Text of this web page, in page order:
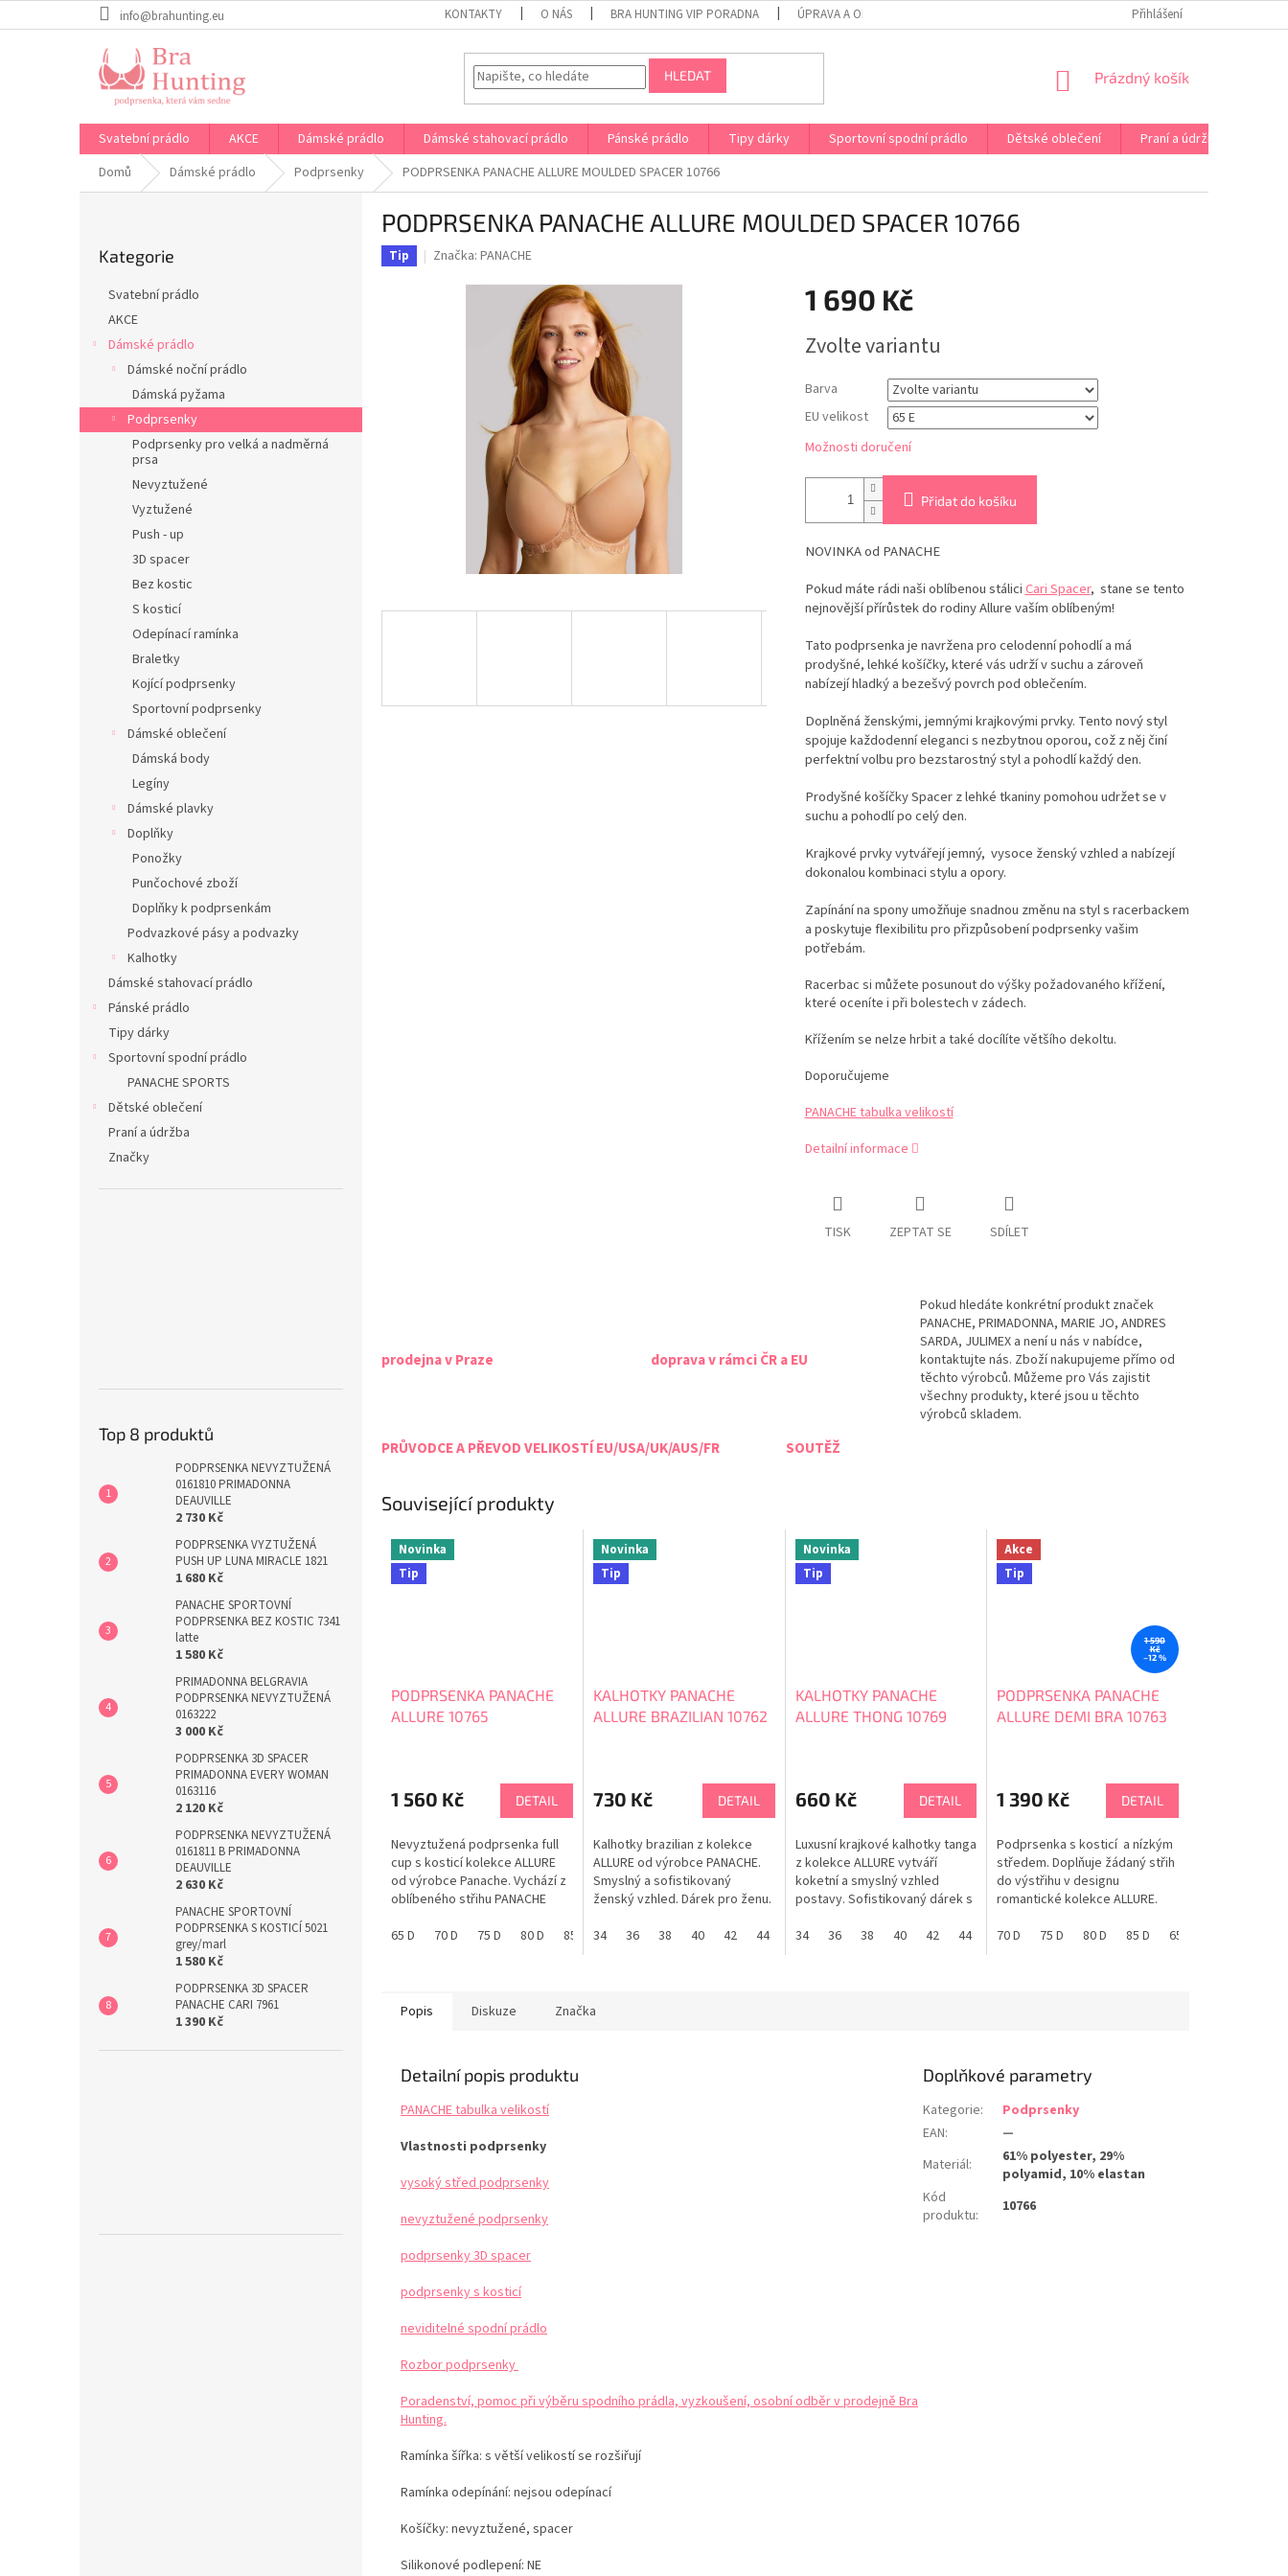
na
info@brahunting.eu KONTAKTY O NÁS BRA HUNTING VIP PORADNA ÚPRAVA A OPRAVA PRÁDLA NA MÍRU DOPRAVA A PLATBA ČR A EU
Přihlášení
HLEDAT
NÁKUPNÍ
Prázdný košík
Svatební prádlo AKCE Dámské prádlo Dámské stahovací prádlo Pánské prádlo Tipy dárky Sportovní spodní prádlo Dětské oblečení Praní a údržba
Domů
Dámské prádlo Podprsenky PODPRSENKA PANACHE ALLURE MOULDED SPACER 10766
a
n
kategorie
Kategorie
Svatební prádlo
AKCE
Dámské prádlo
Dámské noční prádlo
Dámská pyžama
Podprsenky
Podprsenky pro velká a nadměrná
prsa
Nevyztužené
Vyztužené
Push - up
3D spacer
Bez kostic
S kosticí
Odepínací ramínka
Braletky
Kojící podprsenky
Sportovní podprsenky
Dámské oblečení
Dámská body
Legíny
Dámské plavky
Doplňky
Ponožky
Punčochové zboží
Doplňky k podprsenkám
Podvazkové pásy a podvazky
Kalhotky
Dámské stahovací prádlo
Pánské prádlo
Tipy dárky
Sportovní spodní prádlo
PANACHE SPORTS
Dětské oblečení
Praní a údržba
Značky
Top 8 produktů
PODPRSENKA NEVYZTUŽENÁ
0161810 PRIMADONNA
DEAUVILLE
2 730 Kč
PODPRSENKA VYZTUŽENÁ
PUSH UP LUNA MIRACLE 1821
1 680 Kč
PANACHE SPORTOVNÍ
PODPRSENKA BEZ KOSTIC 7341
latte
1 580 Kč
PRIMADONNA BELGRAVIA
PODPRSENKA NEVYZTUŽENÁ
0163222
3 000 Kč
PODPRSENKA 3D SPACER
PRIMADONNA EVERY WOMAN
0163116
2 120 Kč
PODPRSENKA NEVYZTUŽENÁ
0161811 B PRIMADONNA
DEAUVILLE
2 630 Kč
PANACHE SPORTOVNÍ
PODPRSENKA S KOSTICÍ 5021
grey/marl
1 580 Kč
PODPRSENKA 3D SPACER
PANACHE CARI 7961
1 390 Kč
PODPRSENKA PANACHE ALLURE MOULDED SPACER 10766
Tip Značka: PANACHE
1 690 Kč
cena:
Zvolte variantu
Barva
EU velikost
Možnosti doručení
Přidat do košíku
NOVINKA od PANACHE
Pokud máte rádi naši oblíbenou stáliciCari Spacer, stane se tento
nejnovější přírůstek do rodiny Allure vaším oblíbeným!
Tato podprsenka je navržena pro celodenní pohodlí a má
prodyšné, lehké košíčky, které vás udrží v suchu a zároveň
nabízejí hladký a bezešvý povrch pod oblečením.
Doplněná ženskými, jemnými krajkovými prvky. Tento nový styl
spojuje každodenní eleganci s nezbytnou oporou, což z něj činí
perfektní volbu pro bezstarostný styl a pohodlí každý den.
Prodyšné košíčky Spacer z lehké tkaniny pomohou udržet se v
suchu a pohodlí po celý den.
Krajkové prvky vytvářejí jemný, vysoce ženský vzhled a nabízejí
dokonalou kombinaci stylu a opory.
Zapínání na spony umožňuje snadnou změnu na styl s racerbackem
a poskytuje flexibilitu pro přizpůsobení podprsenky vašim
potřebám.
Racerbac si můžete posunout do výšky požadovaného křížení,
které oceníte i při bolestech v zádech.
Křížením se nelze hrbit a také docílíte většího dekoltu.
Doporučujeme
PANACHE tabulka velikostí
Detailní informace
TISK ZEPTAT SE SDÍLET
prodejna v Praze doprava v rámci ČR a EU
Pokud hledáte konkrétní produkt značek
PANACHE, PRIMADONNA, MARIE JO, ANDRES
SARDA, JULIMEX a není u nás v nabídce,
kontaktujte nás. Zboží nakupujeme přímo od
těchto výrobců. Můžeme pro Vás zajistit
všechny produkty, které jsou u těchto
výrobců skladem.
PRŮVODCE A PŘEVOD VELIKOSTÍ EU/USA/UK/AUS/FR SOUTĚŽ
Související produkty
Novinka
Tip
PODPRSENKA PANACHE
ALLURE 10765
1 560 Kč DETAIL
Nevyztužená podprsenka full
cup s kosticí kolekce ALLURE
od výrobce Panache. Vychází z
oblíbeného střihu PANACHE
ALLURE je pohádkově krásná
65 D 70 D 75 D 80 D 85 D 90 D 65 E 70 E 75 E 80 E 85 E 90 E 65 F 70 F 75 F 80 F 85 F 90 F 65 G
Novinka
Tip
KALHOTKY PANACHE
ALLURE BRAZILIAN 10762
730 Kč DETAIL
Kalhotky brazilian z kolekce
ALLURE od výrobce PANACHE.
Smyslný a sofistikovaný
ženský vzhled. Dárek pro ženu.
34
36 38 40 42 44 46
Novinka
Tip
KALHOTKY PANACHE
ALLURE THONG 10769
660 Kč DETAIL
Luxusní krajkové kalhotky tanga
z kolekce ALLURE vytváří
koketní a smyslný vzhled
postavy. Sofistikovaný dárek s
PANACHE tabulka velikostí
34 36 38 40 42 44 46
Akce
Tip
1 590
Kč
–12 %
PODPRSENKA PANACHE
ALLURE DEMI BRA 10763
1 390 Kč DETAIL
Podprsenka s kosticí a nízkým
středem. Doplňuje žádaný střih
do výstřihu v designu
romantické kolekce ALLURE.
70 D
75 D 80 D 85 D 65 E
Popis Diskuze Značka
Detailní popis produktu
PANACHE tabulka velikostí
Vlastnosti podprsenky
vysoký střed podprsenky
nevyztužené podprsenky
podprsenky 3D spacer
podprsenky s kosticí
neviditelné spodní prádlo
Rozbor podprsenky
Poradenství, pomoc při výběru spodního prádla, vyzkoušení, osobní odběr v prodejně Bra
Hunting.
Ramínka šířka: s větší velikostí se rozšiřují
Ramínka odepínání: nejsou odepínací
Košíčky: nevyztužené, spacer
Silikonové podlepení: NE
Doplňkové parametry
Kategorie:
Podprsenky
EAN:
—
Materiál:
61% polyester, 29%
polyamid, 10% elastan
Kód
produktu: 10766